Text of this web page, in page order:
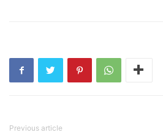
Previous article